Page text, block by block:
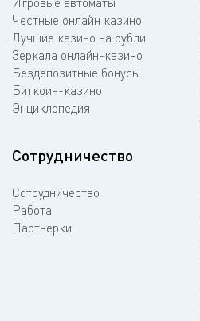
Честные онлайн казино
Лучшие казино на рубли
Зеркала онлайн-казино
Бездепозитные бонусы
Биткоин-казино
Энциклопедия
Сотрудничество
Сотрудничество
Работа
Партнерки